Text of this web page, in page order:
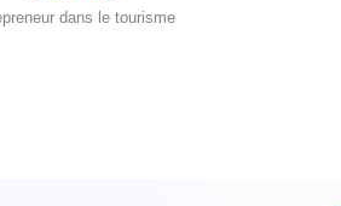
dans le tourisme